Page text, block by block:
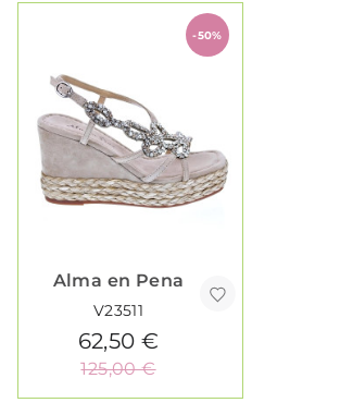
-50%
Alma en Pena
V23511
62,50 €
125,00 €